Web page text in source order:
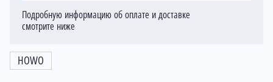
HOWO
Подробную информацию об оплате и доставке
смотрите ниже